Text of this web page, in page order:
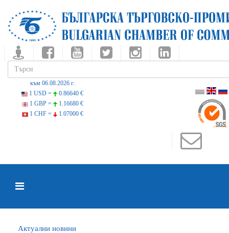
към 06.08.2026 г.
1 USD =
0.86640 €
1 GBP =
1.16680 €
1 CHF =
1.07000 €
Актуални новини